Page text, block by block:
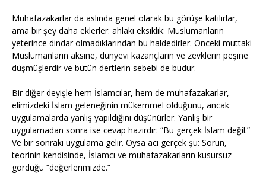
Muhafazakarlar da aslında genel olarak bu görüşe katılırlar,
ama bir şey daha eklerler: ahlaki eksiklik: Müslümanların
yeterince dindar olmadıklarından bu haldedirler. Önceki muttaki
Müslümanların aksine, dünyevi kazançların ve zevklerin peşine
düşmüşlerdir ve bütün dertlerin sebebi de budur.
Bir diğer deyişle hem İslamcılar, hem de muhafazakarlar,
elimizdeki İslam geleneğinin mükemmel olduğunu, ancak
uygulamalarda yanlış yapıldığını düşünürler. Yanlış bir
uygulamadan sonra ise cevap hazırdır: “Bu gerçek İslam değil.”
Ve bir sonraki uygulama gelir. Oysa acı gerçek şu: Sorun,
teorinin kendisinde, İslamcı ve muhafazakarların kusursuz
gördüğü “değerlerimizde.”